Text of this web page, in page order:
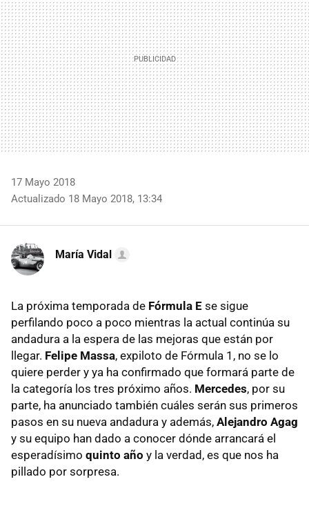
17 Mayo 2018
Actualizado 18 Mayo 2018, 13:34
María Vidal
La próxima temporada de Fórmula E se sigue
perfilando poco a poco mientras la actual continúa su
andadura a la espera de las mejoras que están por
llegar. Felipe Massa, expiloto de Fórmula 1, no se lo
quiere perder y ya ha confirmado que formará parte de
la categoría los tres próximo años. Mercedes, por su
parte, ha anunciado también cuáles serán sus primeros
pasos en su nueva andadura y además, Alejandro Agag
y su equipo han dado a conocer dónde arrancará el
esperadísimo quinto año y la verdad, es que nos ha
pillado por sorpresa.